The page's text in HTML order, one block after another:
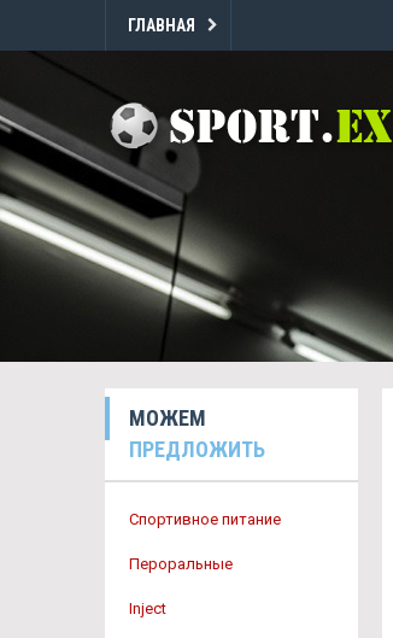
ГЛАВНАЯ
МОЖЕМ
ПРЕДЛОЖИТЬ
Спортивное питание
Пероральные
Inject